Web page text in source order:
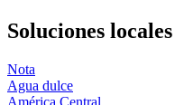
Soluciones
Nota
Agua dulce
América Central